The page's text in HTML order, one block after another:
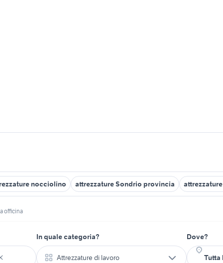
nocciolino attrezzature Sondrio provincia
officina
In quale categoria?
Attrezzature di lavoro
Dove?